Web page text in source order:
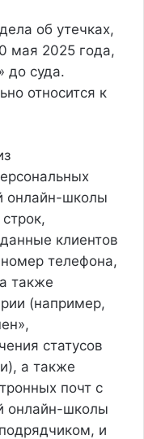
об утечках,
мая 2025 года,
до суда.
относится к
онлайн-школы
клиентов
телефона,
также
(например,
статусов
а также
почт с
онлайн-школы
и